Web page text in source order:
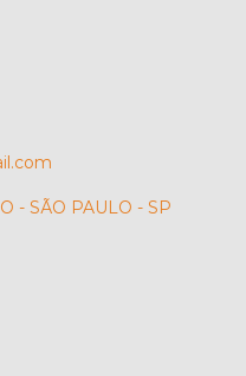
- SÃO PAULO - SP